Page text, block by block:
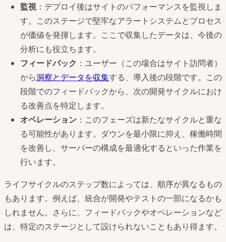
監視 ：デプロイ後はサイトのパフォーマンスを監視しま
す。このステージで堅牢なアラートシステムとプロセス
が価値を発揮します。ここで収集したデータは、今後の
分析にも役立ちます。
フィードバック ：ユーザー（この場合はサイト訪問者）
から洞察とデータを収集する、導入後の段階です。この
段階でのフィードバックから、次の開発サイクルにおけ
る改善点を特定します。
オペレーション ：このフェーズは新たなサイクルと重な
る可能性があります。ダウンを最小限に抑え、稼働時間
を改善し、サーバーの構成を最適化するといった作業を
行います。
ライフサイクルのステップ数によっては、順序が異なるもの
もあります。例えば、統合が開発やテストの一部になるかも
しれません。さらに、フィードバックやオペレーションなど
は、特定のステージとして設けられないこともあり得ます。